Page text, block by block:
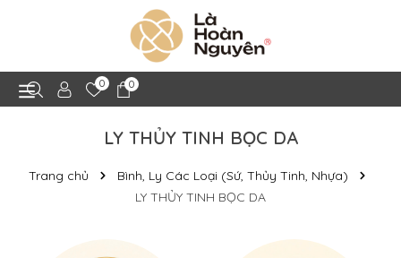
0 0
LY THỦY TINH BỌC DA
Trang chủ
Bình, Ly Các Loại (Sứ, Thủy Tinh, Nhựa)
LY THỦY TINH BỌC DA